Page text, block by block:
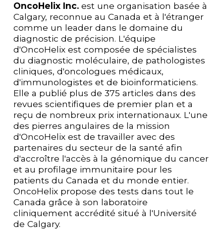
OncoHelix Inc. est une organisation basée à
Calgary, reconnue au Canada et à l'étranger
comme un leader dans le domaine du
diagnostic de précision. L'équipe
d'OncoHelix est composée de spécialistes
du diagnostic moléculaire, de pathologistes
cliniques, d'oncologues médicaux,
d'immunologistes et de bioinformaticiens.
Elle a publié plus de 375 articles dans des
revues scientifiques de premier plan et a
reçu de nombreux prix internationaux. L'une
des pierres angulaires de la mission
d'OncoHelix est de travailler avec des
partenaires du secteur de la santé afin
d'accroître l'accès à la génomique du cancer
et au profilage immunitaire pour les
patients du Canada et du monde entier.
OncoHelix propose des tests dans tout le
Canada grâce à son laboratoire
cliniquement accrédité situé à l'Université
de Calgary.